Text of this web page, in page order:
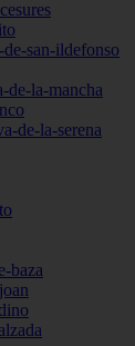
san-ildefonso
de-la-mancha
de-la-serena
baza